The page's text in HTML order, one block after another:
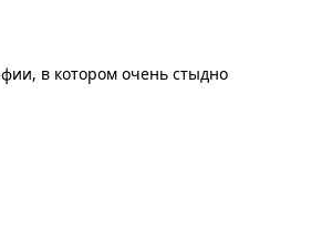
в котором очень стыдно